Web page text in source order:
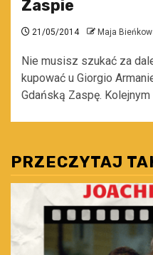
Zaspie
21/05/2014 Maja
Nie musisz szukać za
kupować u Giorgio
Gdańską Zaspę. Kolejnym
PRZECZYTAJ